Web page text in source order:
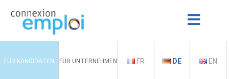
FÜR KANDIDATEN FÜR UNTERNEHMEN FR DE EN